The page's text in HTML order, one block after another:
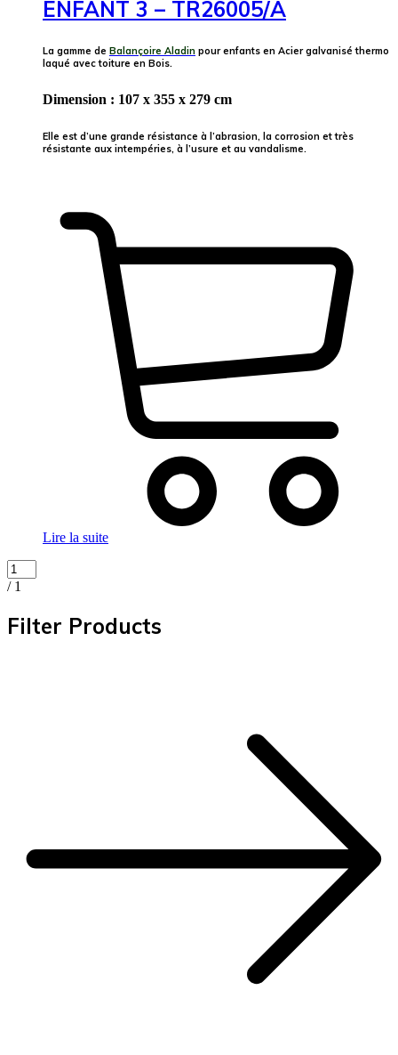
ENFANT 3 – TR26005/A
La gamme de Balançoire Aladin pour enfants en Acier galvanisé thermo
laqué avec toiture en Bois.
Dimension : 107 x 355 x 279 cm
Elle est d’une grande résistance à l’abrasion, la corrosion et très
résistante aux intempéries, à l’usure et au vandalisme.
Lire la suite
/ 1
Filter Products